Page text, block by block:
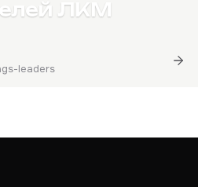
ЛКМ
leaders